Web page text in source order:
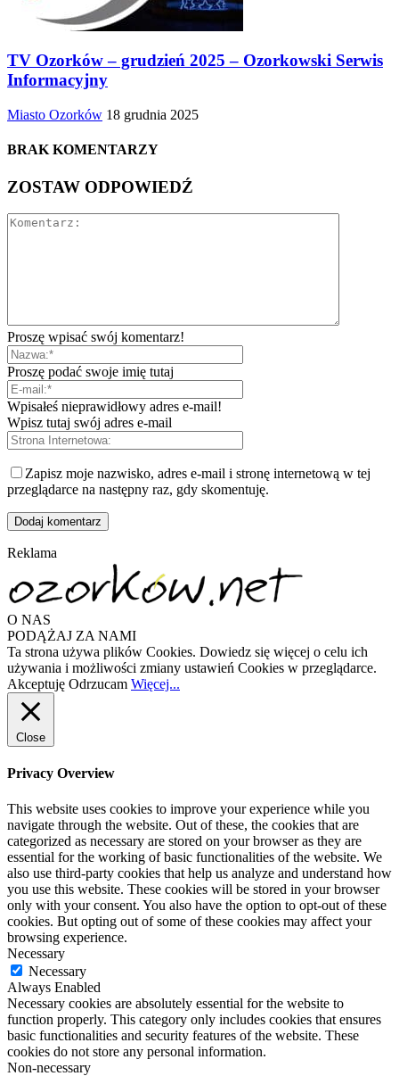
TV Ozorków – grudzień 2025 – Ozorkowski Serwis
Informacyjny
Miasto Ozorków 18 grudnia 2025
BRAK KOMENTARZY
ZOSTAW ODPOWIEDŹ
Proszę wpisać swój komentarz!
Proszę podać swoje imię tutaj
Wpisałeś nieprawidłowy adres e-mail!
Wpisz tutaj swój adres e-mail
Zapisz moje nazwisko, adres e-mail i stronę internetową w tej
przeglądarce na następny raz, gdy skomentuję.
Reklama
O NAS
PODĄŻAJ ZA NAMI
Ta strona używa plików Cookies. Dowiedz się więcej o celu ich
używania i możliwości zmiany ustawień Cookies w przeglądarce.
Akceptuję Odrzucam Więcej...
Close
Privacy Overview
This website uses cookies to improve your experience while you
navigate through the website. Out of these, the cookies that are
categorized as necessary are stored on your browser as they are
essential for the working of basic functionalities of the website. We
also use third-party cookies that help us analyze and understand how
you use this website. These cookies will be stored in your browser
only with your consent. You also have the option to opt-out of these
cookies. But opting out of some of these cookies may affect your
browsing experience.
Necessary
Necessary
Always Enabled
Necessary cookies are absolutely essential for the website to
function properly. This category only includes cookies that ensures
basic functionalities and security features of the website. These
cookies do not store any personal information.
Non-necessary